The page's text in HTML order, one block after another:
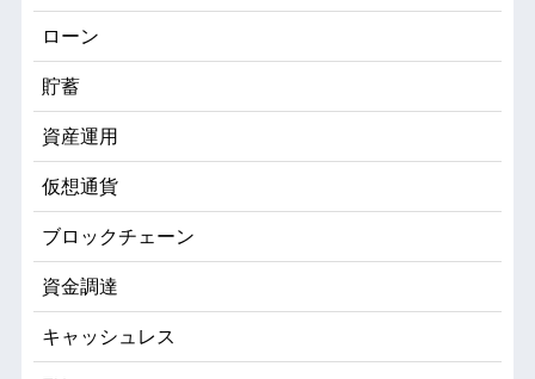
ローン
貯蓄
資産運用
仮想通貨
ブロックチェーン
資金調達
キャッシュレス